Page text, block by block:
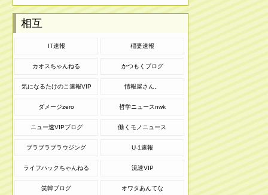
相互
IT速報 稲妻速報
カオスちゃんねる かつもくブログ
気になるたけのこ速報VIP 情報屋さん。
ダメージzero 哲学ニュースnwk
ニュー速VIPブログ 働くモノニュース
ブラブラブラウジング U-1速報
ライフハックちゃんねる 流速VIP
笑韓ブログ オワタあんてな